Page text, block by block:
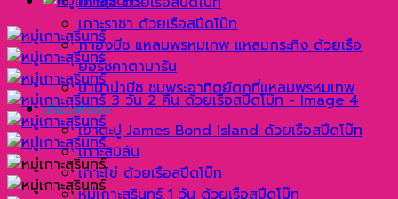
เกาะราชา ด้วยเรือสปีดโบ๊ท
กาฮังบีช แหลมพรหมเทพ แหลมกระทิง ด้วยเรือ
ยอร์ชคาตามารัน
บานาน่าบีช ชมพระอาทิตย์ตกที่แหลมพรหมเทพ
เที่ยวพังงา
เขาตะปู James Bond Island ด้วยเรือสปีดโบ๊ท
เกาะสิมิลัน
เกาะไข่ ด้วยเรือสปีดโบ๊ท
หมู่เกาะสุรินทร์ 1 วัน ด้วยเรือสปีดโบ๊ท